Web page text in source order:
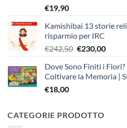
€19,90
Kamishibai 13 storie
risparmio per IRC
€242,50 Il
originale
era:
€230,00Il
è:
Dove Sono Finiti i
Coltivare la Memoria |
€18,00
CATEGORIE PRODOTTO